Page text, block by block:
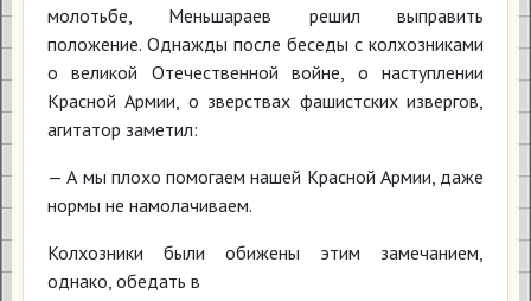
молотьбе, Меньшараев решил выправить
положение. Однажды после беседы с колхозниками
о великой Отечественной войне, о наступлении
Красной Армии, о зверствах фашистских извергов,
агитатор заметил:
— А мы плохо помогаем нашей Красной Армии, даже
нормы не намолачиваем.
Колхозники были обижены этим замечанием,
однако, обедать в